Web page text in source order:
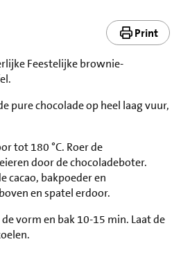
Print
Feestelijke brownie-
pure chocolade op heel laag vuur,
tot 180 °C. Roer de
door de chocoladeboter.
cacao, bakpoeder en
en spatel erdoor.
vorm en bak 10-15 min. Laat de